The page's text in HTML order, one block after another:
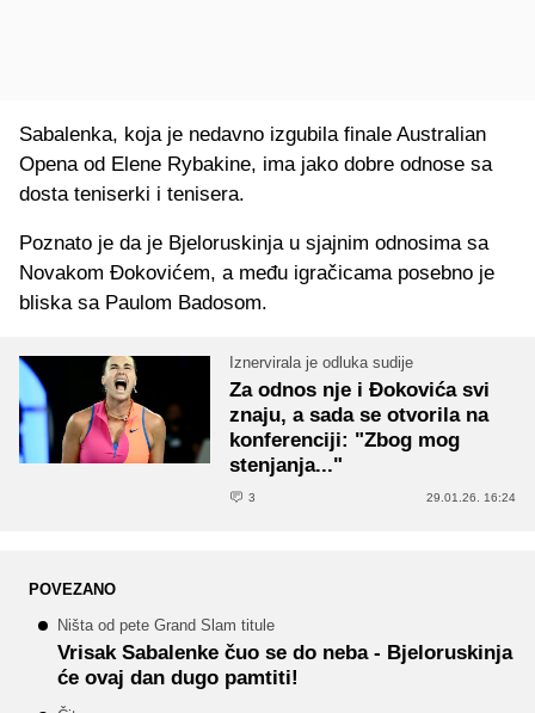
Sabalenka, koja je nedavno izgubila finale Australian
Opena od Elene Rybakine, ima jako dobre odnose sa
dosta teniserki i tenisera.
Poznato je da je Bjeloruskinja u sjajnim odnosima sa
Novakom Đokovićem, a među igračicama posebno je
bliska sa Paulom Badosom.
Iznervirala je odluka sudije
Za odnos nje i Đokovića svi
znaju, a sada se otvorila na
konferenciji: "Zbog mog
stenjanja..."
3 29.01.26. 16:24
POVEZANO
Ništa od pete Grand Slam titule
Vrisak Sabalenke čuo se do neba - Bjeloruskinja
će ovaj dan dugo pamtiti!